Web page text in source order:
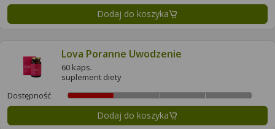
Dodaj do koszyka
Lova Poranne Uwodzenie
60 kaps.
suplement diety
Dostępność
Dodaj do koszyka